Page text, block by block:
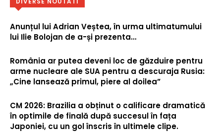
Anunțul lui Adrian Veștea, în urma ultimatumului
lui Ilie Bolojan de a-și prezenta…
România ar putea deveni loc de găzduire pentru
arme nucleare ale SUA pentru a descuraja Rusia:
„Cine lansează primul, piere al doilea”
CM 2026: Brazilia a obținut o calificare dramatică
în optimile de finală după succesul în fața
Japoniei, cu un gol înscris în ultimele clipe.